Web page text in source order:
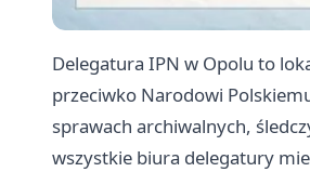
Delegatura IPN w Opolu to
przeciwko Narodowi
sprawach archiwalnych,
wszystkie biura delegatury